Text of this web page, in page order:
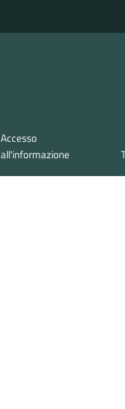
Accesso
all'informazione